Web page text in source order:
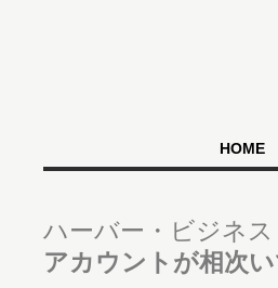
HOME
ハーバー・ビジネ
アカウントが相次